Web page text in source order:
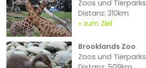
Zoos und Tierparks
Distanz: 310km
zum Ziel
Brooklands Zoo
Zoos und Tierparks